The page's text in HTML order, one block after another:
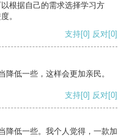
根据自己的需求选择学习方
。
支持[0] 反对[0]
低一些，这样会更加亲民。
支持[0] 反对[0]
降低一些。我个人觉得，一款加